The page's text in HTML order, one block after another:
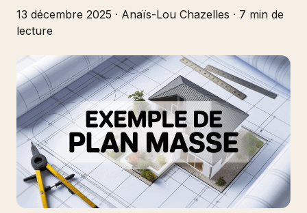
13 décembre 2025 · Anaïs-Lou Chazelles · 7 min de
lecture